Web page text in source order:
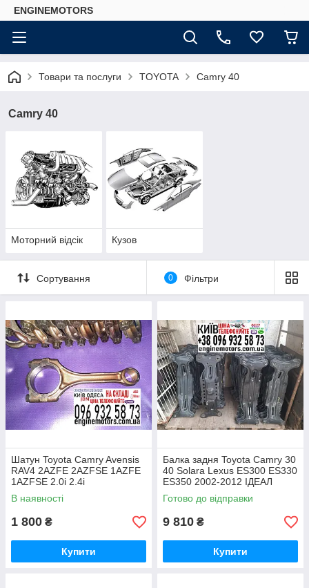
ENGINEMOTORS
Товари та послуги TOYOTA Camry 40
Camry 40
Моторний відсік Кузов
Сортування 0 Фільтри
Шатун Toyota Camry Avensis
RAV4 2AZFE 2AZFSE 1AZFE
1AZFSE 2.0i 2.4i
1320129685B0
1320129685C0
В наявності
1 800 ₴
Купити
Балка задня Toyota Camry 30
40 Solara Lexus ES300 ES330
ES350 2002-2012 ІДЕАЛ
Готово до відправки
9 810 ₴
Купити